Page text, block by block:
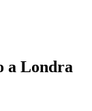
a Londra